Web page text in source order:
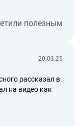
полезным
20.03.25
рассказал в
на видео как